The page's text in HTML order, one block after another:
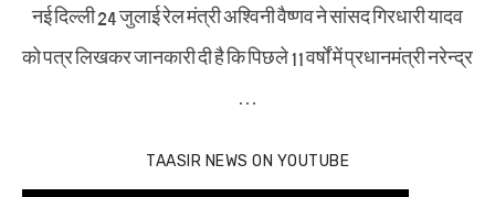
नई दिल्ली 24 जुलाई रेल मंत्री अश्विनी वैष्णव ने सांसद गिरधारी यादव
को पत्र लिखकर जानकारी दी है कि पिछले 11 वर्षों में प्रधानमंत्री नरेन्द्र
…
TAASIR NEWS ON YOUTUBE